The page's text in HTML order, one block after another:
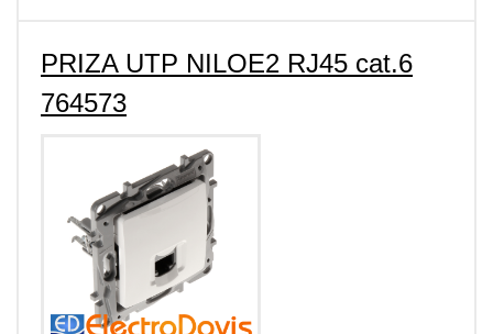
PRIZA UTP NILOE2 RJ45 cat.6
764573